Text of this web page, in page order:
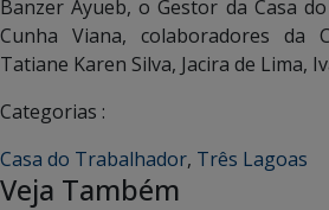
Banzer Ayueb, o Gestor da Casa
Cunha Viana, colaboradores da
Tatiane Karen Silva, Jacira de Lima,
Categorias :
Casa do Trabalhador, Três Lagoas
Veja Também